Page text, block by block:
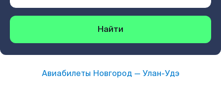
Найти
Авиабилеты Новгород — Улан-Удэ